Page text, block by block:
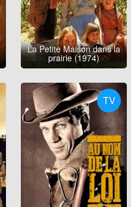
La Petite Maison dans la
prairie (1974)
TV